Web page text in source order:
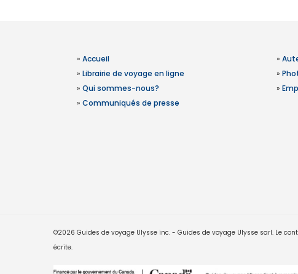
» Accueil
» Librairie de voyage en ligne
» Qui sommes-nous?
» Communiqués de presse
»
»
»
©2026 Guides de voyage Ulysse inc. - Guides de voyage Ulysse sarl. Le
écrite.